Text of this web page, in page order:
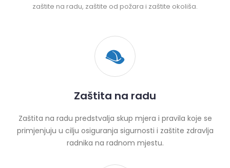
zaštite na radu, zaštite od požara i zaštite okoliša.
Zaštita na radu
Zaštita na radu predstvalja skup mjera i pravila koje se
primjenjuju u cilju osiguranja sigurnosti i zaštite zdravlja
radnika na radnom mjestu.